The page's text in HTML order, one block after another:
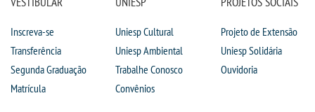
FIES
CURSOS
Inscreva-se
Transferência
Segunda Graduação
Matrícula
Uniesp Cultural
Uniesp Ambiental
Trabalhe Conosco
Convênios
Projeto de Extensão
Uniesp Solidária
Ouvidoria